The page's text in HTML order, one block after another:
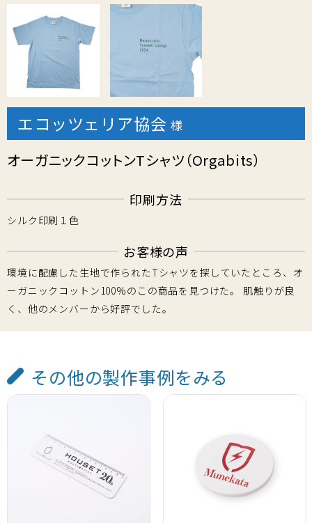
エコッツェリア協会 様
オーガニックコットンTシャツ（Orgabits）
印刷方法
シルク印刷１色
お客様の声
環境に配慮した生地で作られたTシャツを探していたところ、オ
ーガニックコットン100%のこの商品を見つけた。 肌触りが良
く、他のメンバーから好評でした。
その他の製作事例をみる